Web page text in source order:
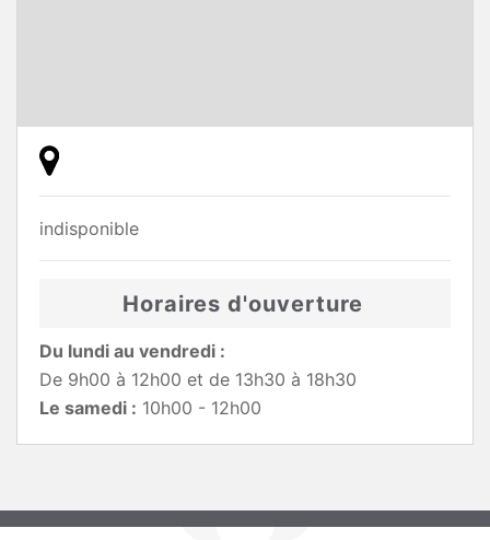
indisponible
Horaires d'ouverture
Du lundi au vendredi :
De 9h00 à 12h00 et de 13h30 à 18h30
Le samedi : 10h00 - 12h00